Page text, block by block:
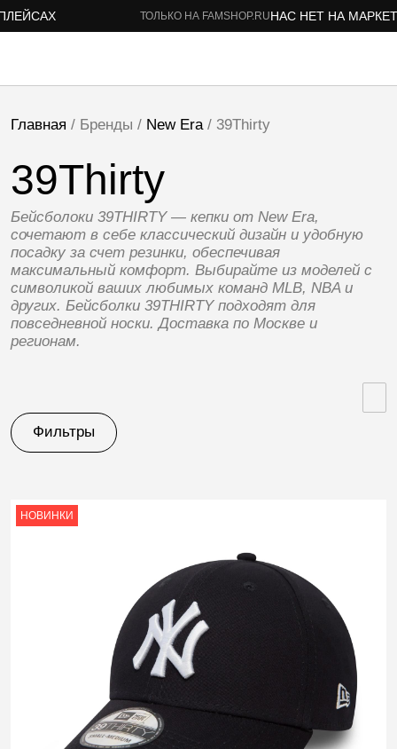
ТОЛЬКО НА FAMSHOP.RUНАС НЕТ НА
Главная / Бренды / New Era/ 39Thirty
39Thirty
Бейсболоки 39THIRTY — кепки от New Era,
сочетают в себе классический дизайн и удобную
посадку за счет резинки, обеспечивая
максимальный комфорт. Выбирайте из моделей с
символикой ваших любимых команд MLB, NBA и
других. Бейсболки 39THIRTY подходят для
повседневной носки. Доставка по Москве и
регионам.
Фильтры
НОВИНКИ